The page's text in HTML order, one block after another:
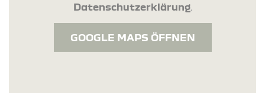
Datenschutzerklärung.
GOOGLE MAPS ÖFFNEN